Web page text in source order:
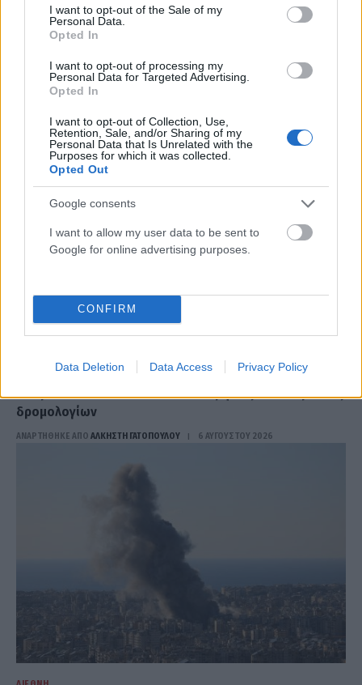
consent section.
I want to opt-out of the Sale of my
Personal Data.
Opted In
I want to opt-out of processing my
Personal Data for Targeted Advertising.
Opted In
I want to opt-out of Collection, Use,
Retention, Sale, and/or Sharing of my
Personal Data that Is Unrelated with the
Purposes for which it was collected.
Opted Out
Google consents
I want to allow my user data to be sent to
Google for online advertising purposes.
CONFIRM
Data Deletion Data Access Privacy Policy
Σύγκρουση τραμ στη Γερμανία: Τουλάχιστον 25
τραυματίες, σε κρίσιμη κατάσταση οι 3
Χάος στα τρένα της Αγγλίας: Εκτεταμένο μπλακ άουτ
«παραλύει» το δίκτυο – Καθυστερήσεις και ακυρώσεις
δρομολογίων
ΑΝΑΡΤΗΘΗΚΕ ΑΠΟ ΆΛΚΗΣΤΗ ΓΑΤΟΠΟΎΛΟΥ 6 ΑΥΓΟΎΣΤΟΥ 2026